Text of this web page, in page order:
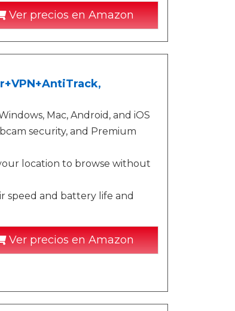
Ver precios en Amazon
Mac, Android, and iOS
security, and Premium
location to browse without
speed and battery life and
Ver precios en Amazon